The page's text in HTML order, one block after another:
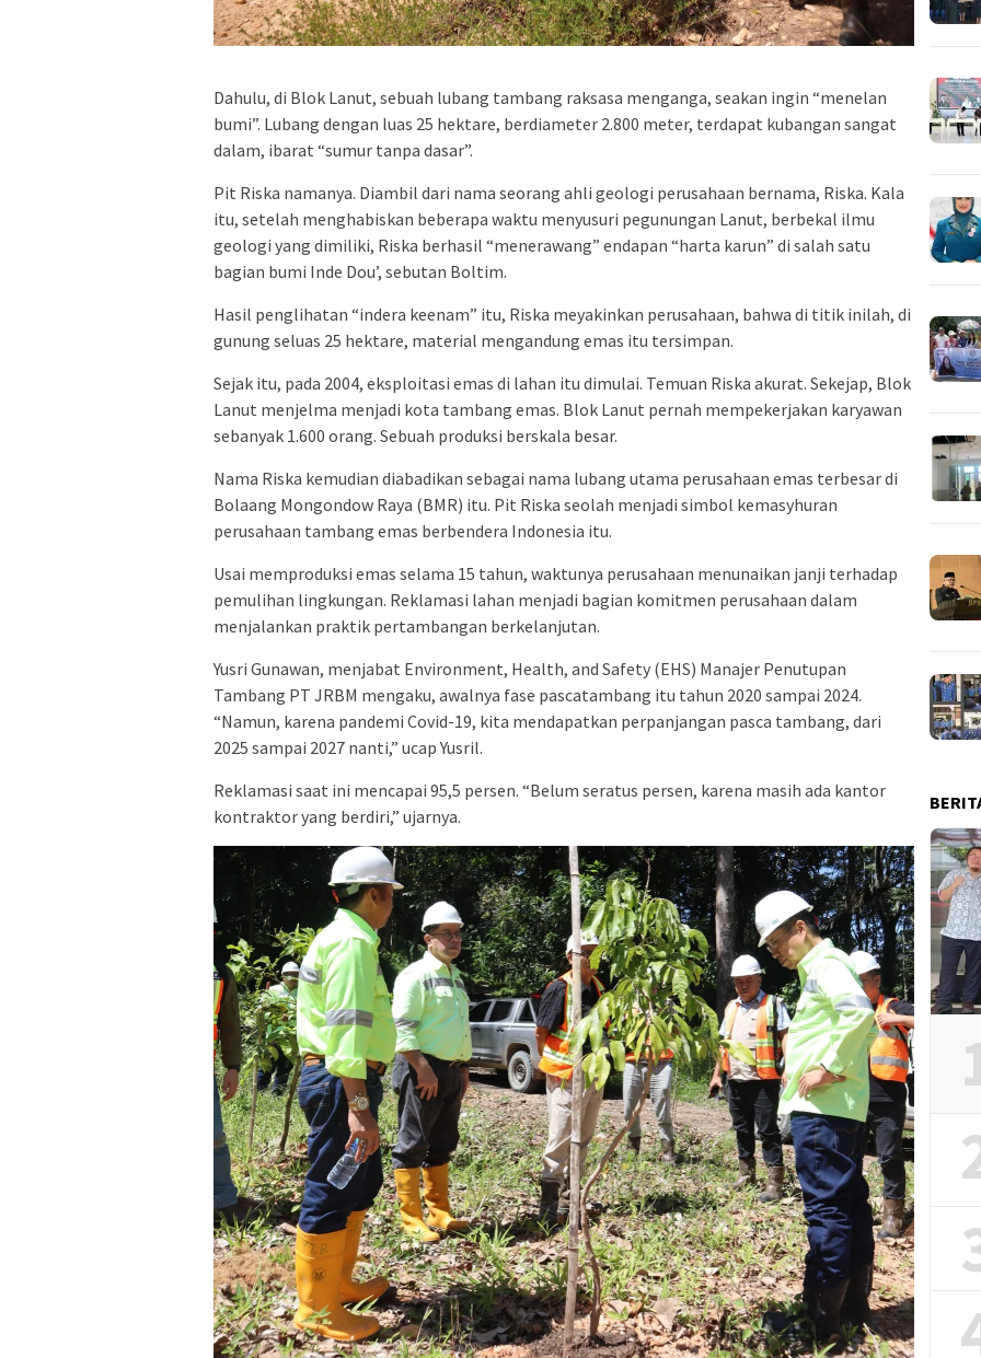
Dahulu, di Blok Lanut, sebuah lubang tambang raksasa menganga, seakan ingin “menelan
bumi”. Lubang dengan luas 25 hektare, berdiameter 2.800 meter, terdapat kubangan sangat
dalam, ibarat “sumur tanpa dasar”.
Pit Riska namanya. Diambil dari nama seorang ahli geologi perusahaan bernama, Riska. Kala
itu, setelah menghabiskan beberapa waktu menyusuri pegunungan Lanut, berbekal ilmu
geologi yang dimiliki, Riska berhasil “menerawang” endapan “harta karun” di salah satu
bagian bumi Inde Dou’, sebutan Boltim.
Hasil penglihatan “indera keenam” itu, Riska meyakinkan perusahaan, bahwa di titik inilah, di
gunung seluas 25 hektare, material mengandung emas itu tersimpan.
Sejak itu, pada 2004, eksploitasi emas di lahan itu dimulai. Temuan Riska akurat. Sekejap, Blok
Lanut menjelma menjadi kota tambang emas. Blok Lanut pernah mempekerjakan karyawan
sebanyak 1.600 orang. Sebuah produksi berskala besar.
Nama Riska kemudian diabadikan sebagai nama lubang utama perusahaan emas terbesar di
Bolaang Mongondow Raya (BMR) itu. Pit Riska seolah menjadi simbol kemasyhuran
perusahaan tambang emas berbendera Indonesia itu.
Usai memproduksi emas selama 15 tahun, waktunya perusahaan menunaikan janji terhadap
pemulihan lingkungan. Reklamasi lahan menjadi bagian komitmen perusahaan dalam
menjalankan praktik pertambangan berkelanjutan.
Yusri Gunawan, menjabat Environment, Health, and Safety (EHS) Manajer Penutupan
Tambang PT JRBM mengaku, awalnya fase pascatambang itu tahun 2020 sampai 2024.
“Namun, karena pandemi Covid-19, kita mendapatkan perpanjangan pasca tambang, dari
2025 sampai 2027 nanti,” ucap Yusril.
Reklamasi saat ini mencapai 95,5 persen. “Belum seratus persen, karena masih ada kantor
kontraktor yang berdiri,” ujarnya.